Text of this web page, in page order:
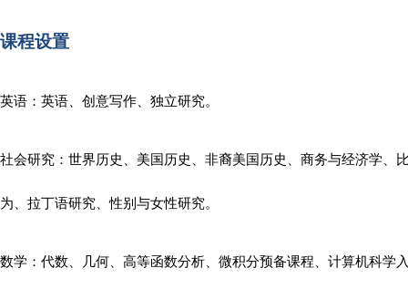
课程设置
英语：英语、创意写作、独立研究。
社会研究：世界历史、美国历史、非裔美国历史、商务与经济学、
为、拉丁语研究、性别与女性研究。
数学：代数、几何、高等函数分析、微积分预备课程、计算机科学